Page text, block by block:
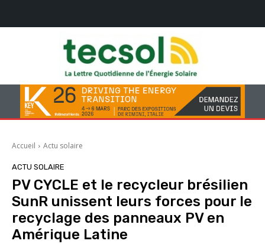
Accueil Actu solaire
ACTU SOLAIRE
PV CYCLE et le recycleur brésilien
SunR unissent leurs forces pour le
recyclage des panneaux PV en
Amérique Latine